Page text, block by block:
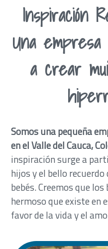
Inspiración
Una empresa
a crear
Somos una pequeña
en el Valle del Cauca,
inspiración surge a
hijos y el bello
bebés. Creemos que
hermoso que existe en
favor de la vida y el